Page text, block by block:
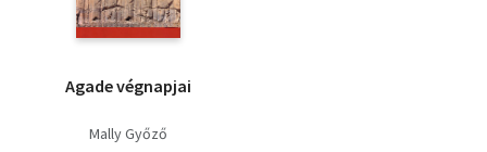
Agade végnapjai
Mally Győző